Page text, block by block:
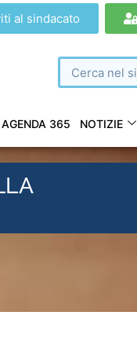
al sindacato
AGENDA 365 NOTIZIE